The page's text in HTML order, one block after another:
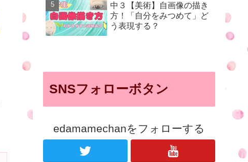
中３【美術】自画像の描き
方！「自分をみつめて」ど
う表現する？
SNSフォローボタン
edamamechanをフォローする